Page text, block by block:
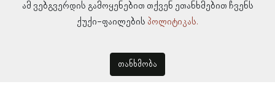
ამ ვებგვერდის გამოყენებით თქვენ ეთანხმებით ჩვენს
ქუქი-ფაილების პოლიტიკას.
თანხმობა